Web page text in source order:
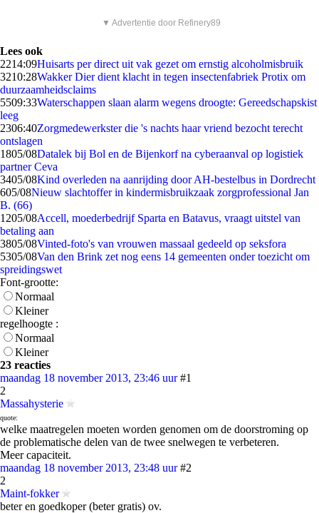
▼ Advertentie door Refinery89
Lees ook
2214:09Huisarts per direct uit vak gezet om ernstig alcoholmisbruik
3210:28Wakker Dier dient klacht in tegen insectenfabriek Protix om
duurzaamheidsclaims
5509:33Waterschappen slaan alarm wegens droogte: Gereedschapskist
leeg
2306:40Zorgmedewerkster die 's nachts haar vriend bezocht terecht
ontslagen
1805/08Datalek bij Bol en de Bijenkorf na cyberaanval op logistiek
partner Ceva
3405/08Kind overleden na aanrijding door AH-bestelbus in Dordrecht
605/08Nieuw slachtoffer in kindermisbruikzaak zorgprofessional Jan
B. (66)
1205/08Accell, moederbedrijf Sparta en Batavus, vraagt uitstel van
betaling aan
3805/08Vinted-foto's van vrouwen massaal gedeeld op seksfora
5305/08Van den Brink zet nog eens 14 gemeenten onder toezicht om
spreidingswet
Font-grootte:
Normaal
Kleiner
regelhoogte :
Normaal
Kleiner
23 reacties
maandag 18 november 2013, 23:46 uur #1
2
Massahysterie
quote:
welke maatregelen moeten worden genomen om de doorstroming op
de problematische delen van de twee snelwegen te verbeteren.
Meer capaciteit.
maandag 18 november 2013, 23:48 uur #2
2
Maint-fokker
beter en goedkoper (beter gratis) ov.